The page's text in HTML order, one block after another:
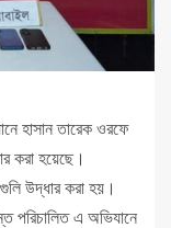
হাসান তারেক ওরফে
করা হয়েছে।
উদ্ধার করা হয়।
পরিচালিত এ অভিযানে